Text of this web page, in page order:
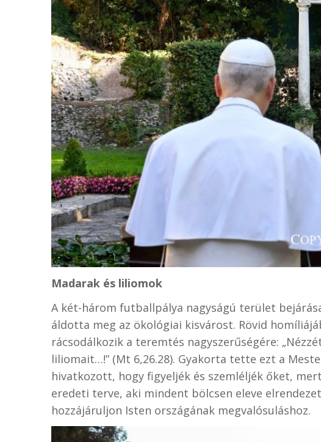
Madarak és liliomok
A két-három futballpálya nagyságú terület
áldotta meg az ökológiai kisvárost. Rövid
rácsodálkozik a teremtés nagyszerűségére:
liliomait…!” (Mt 6,26.28). Gyakorta tette ezt a
hivatkozott, hogy figyeljék és szemléljék őket,
eredeti terve, aki mindent bölcsen eleve
hozzájáruljon Isten országának megvalósuláshoz.